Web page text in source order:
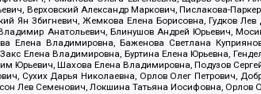
Верховский Александр Маркович, Пислакова-
Ян Збигневич, Жемкова Елена Борисовна, Гудков
Анатольевич, Блинушов Андрей Юрьевич,
Елена Владимировна, Баженова Светлана
Елена Владимировна, Буртина Елена Юрьевна,
Юрьевич, Шахова Елена Владимировна, Подузов
Сухих Дарья Николаевна, Орлов Олег Петрович,
Лев Семенович, Локшина Татьяна Иосифовна,